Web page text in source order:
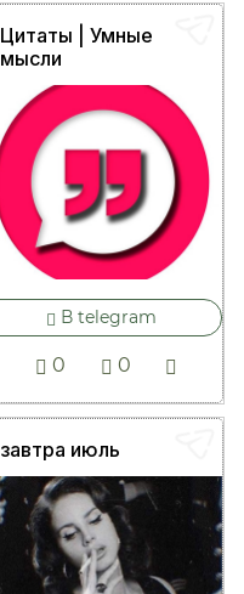
Цитаты | Умные
мысли
В telegram
0 0
завтра июль